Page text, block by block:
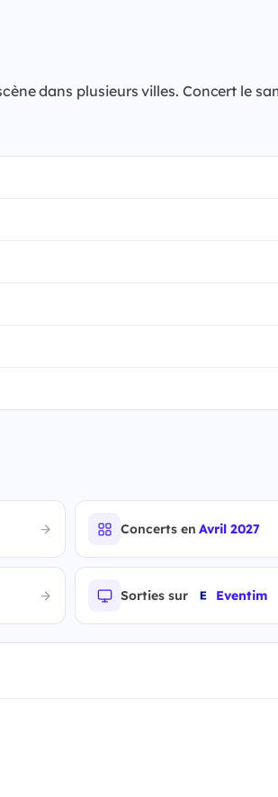
dans plusieurs villes. Concert le
Concerts enAvril 2027
Sorties sur Eventim